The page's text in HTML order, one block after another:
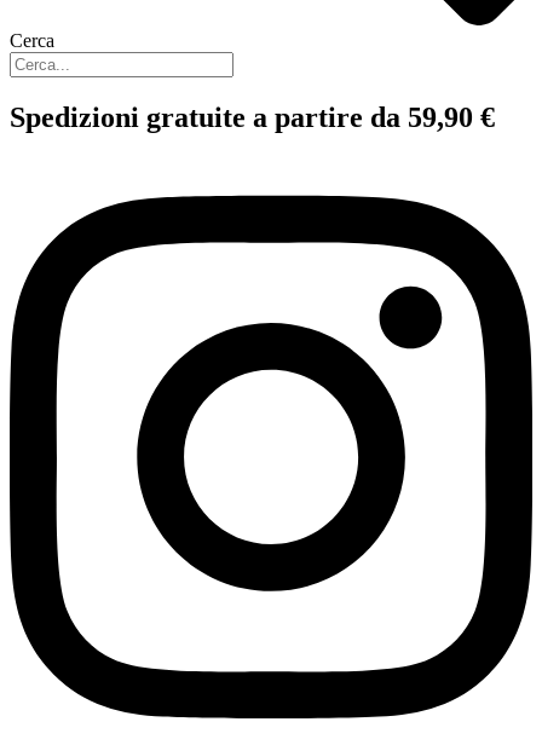
Cerca
Spedizioni gratuite a partire da 59,90 €